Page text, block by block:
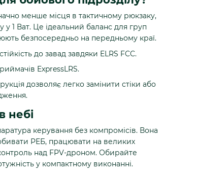
менше місця в тактичному рюкзаку,
1 Ват. Це ідеальний баланс для груп
безпосередньо на передньому краї.
до завад завдяки ELRS FCC.
ExpressLRS.
дозволяє легко замінити стіки або
небі
керування без компромісів. Вона
РЕБ, працювати на великих
над FPV-дроном. Обирайте
у компактному виконанні.